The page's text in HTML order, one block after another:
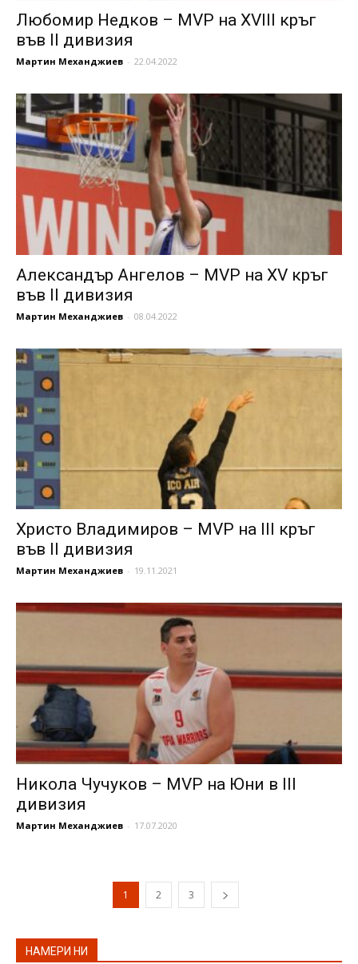
Любомир Недков – MVP на XVIII кръг
във II дивизия
Мартин Механджиев - 22.04.2022
Александър Ангелов – MVP на XV кръг
във II дивизия
Мартин Механджиев - 08.04.2022
Христо Владимиров – MVP на III кръг
във II дивизия
Мартин Механджиев - 19.11.2021
Никола Чучуков – MVP на Юни в III
дивизия
Мартин Механджиев - 17.07.2020
1 2 3
НАМЕРИ НИ